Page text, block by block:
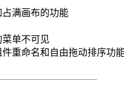
满画布的功能
单不可见
重命名和自由拖动排序功